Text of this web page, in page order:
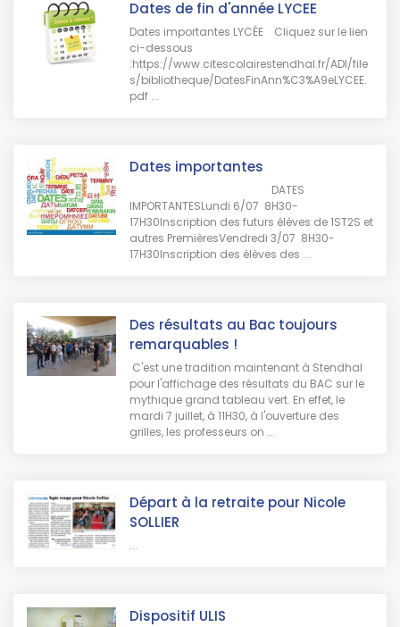
Dates de fin d'année LYCEE
Dates importantes LYCÉE Cliquez sur le lien
ci-dessous
:https://www.citescolairestendhal.fr/ADI/file
s/bibliotheque/DatesFinAnn%C3%A9eLYCEE.
pdf ...
Dates importantes
DATES
IMPORTANTESLundi 6/07 8H30-
17H30Inscription des futurs élèves de 1ST2S et
autres PremièresVendredi 3/07 8H30-
17H30Inscription des élèves des ...
Des résultats au Bac toujours
remarquables !
C'est une tradition maintenant à Stendhal
pour l'affichage des résultats du BAC sur le
mythique grand tableau vert. En effet, le
mardi 7 juillet, à 11H30, à l'ouverture des
grilles, les professeurs on ...
Départ à la retraite pour Nicole
SOLLIER
...
Dispositif ULIS